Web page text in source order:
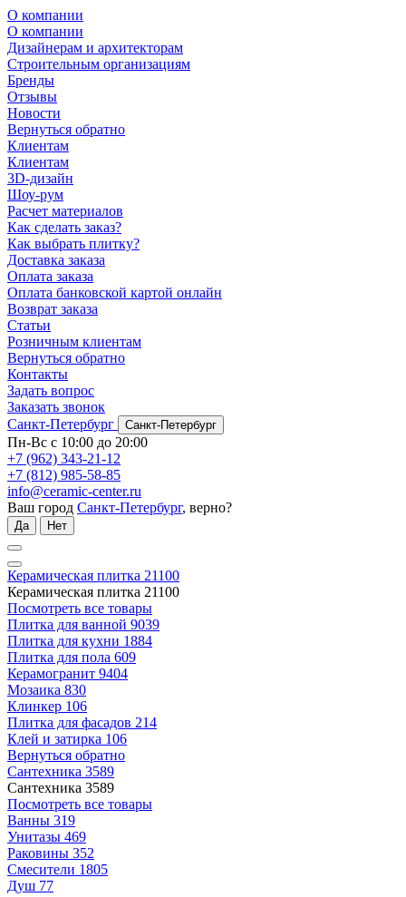
О компании
О компании
Дизайнерам и архитекторам
Строительным организациям
Бренды
Отзывы
Новости
Вернуться обратно
Клиентам
Клиентам
3D-дизайн
Шоу-рум
Расчет материалов
Как сделать заказ?
Как выбрать плитку?
Доставка заказа
Оплата заказа
Оплата банковской картой онлайн
Возврат заказа
Статьи
Розничным клиентам
Вернуться обратно
Контакты
Задать вопрос
Заказать звонок
Санкт-Петербург
Санкт-Петербург
Пн-Вс с 10:00 до 20:00
+7 (962) 343-21-12
+7 (812) 985-58-85
info@ceramic-center.ru
Ваш город Санкт-Петербург, верно?
Да Нет
Керамическая плитка 21100
Керамическая плитка 21100
Посмотреть все товары
Плитка для ванной 9039
Плитка для кухни 1884
Плитка для пола 609
Керамогранит 9404
Мозаика 830
Клинкер 106
Плитка для фасадов 214
Клей и затирка 106
Вернуться обратно
Сантехника 3589
Сантехника 3589
Посмотреть все товары
Ванны 319
Унитазы 469
Раковины 352
Смесители 1805
Душ 77